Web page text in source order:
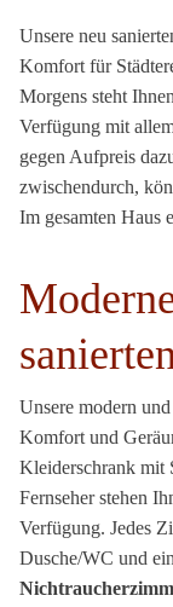
Unsere neu
Komfort für
Morgens steht
Verfügung mit
gegen Aufpreis
zwischendurch,
Im gesamten Haus
Unsere modern
Komfort und
Kleiderschrank mit
Fernseher stehen
Verfügung. Jedes
Dusche/WC und